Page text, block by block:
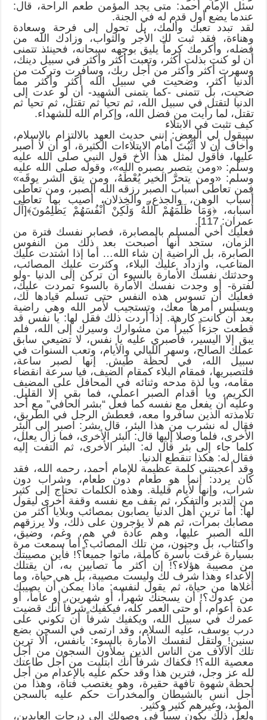
سئل الإمام أحمد: متى يجد المؤمن طعم الراحة، قال:
عندما يضع أول قدم له في الجنة.
لقد تبدد تعبك وألمك، بل تحول إلى فرحة وسعادة
وهناءة، فقد ثبت لك الأجر والثواب، وزادك الله من
فضله، وأكرمك كرماً يليق بوجهه سبحانه، فحينئذ تتمنى
أن لو كنت بذلت أكثر، وتعبت أكثر وأكثر في سبيل دينك،
وسهرت أكثر وأكثر من أجل ربك، وسافرت وتركت من
الدنيا أكثر، وضحيت في سبيل الله أكثر وأكثر مما
ضحيت، بل تتمنى -كما يتمنى الشهيد- أن لو عدت إلى
الدنيا لتقتل في سبيل الله، ثم تحيا ثم تقتل، ثم تحيا ثم
تقتل، لما رأيت من فضل الله، وإكرام الله للشهداء.
كيف تثبت في الابتلاء
سيقول لي البعض: إنني حديث العهد بالالتزام بالإسلام،
وأخاف أن لا أثْبُتَ أمام الابتلاءات الكثيرة، أو أن لا أصبر
عليها، فأقول لمثل هذا الأخ قول النبي صلى الله عليه
وسلم: «ومن يتصبر يصبره الله»، وقوله صلى الله عليه
وسلم: «ومن يتحرَّ الخير يُعْطَهُ، ومن يتق الشر يوقَه»
فمن تعاطى أسباب الصبر رزقه الله الصبر، ومن تعاطى
أسباب الوهن، والجذع، والخذلان، أصيب بما تعاطى
أسبابه، ﴿وَمَا ظَلَمَهُمْ اللَّهُ وَلَكِنْ أَنْفُسَهُمْ يَظْلِمُونَ﴾[آل
عمران: 117].
فعليك أخي المسلم بالمصابرة، فصابر نفسك فترة من
الزمان، ستجد أنها أصبحت بعد ذلك من النفوس
الصابرة، بل الراضية إن شاء الله… أما إذا اشتدت عليك
المتاعب، وازداد عليك البلاء، وكثرت عليك المصائب،
وحدثتك نفسك الأمارة بالسوء أن تركن إلى الدنيا -ولو
لفترة- أو وجدت نفسك الأمارة بالسوء تمردت عليك،
فعليك أن تسوس هذه النفس حتى تسلم قيادها لك،
ويسلس أمرها معك، وتستجيب لأمر الله وهي راضية
بعد أن كانت كارهة. إذا أردت ذلك فقل لها: يا نفس قد
قطعت جزءاً كبيراً من مشوارك وسيرك إلى الله، فلم
يبق إلا اليسير، فاصبري عليه يا نفس، لا تضيعي سابق
عملك الصالح، وسهر الليالي والأيام، وتعب السنوات في
سبيل الله، في لحظة طيش. إنها لصبر ساعة،
فلتصبريها، فمقام البلاء كمقام الضيف، فيا سرعة انقضاء
مقامه، ويا لذة مدحه وثنائه في المحافل على المضيف
الكريم، ويا أقدام الصبر اعملي، فما بقي إلا القليل.
وعليه أن يفعل مع نفسه كما فعل “بشر الحافي” مع أحد
تلامذته الذين سافروا معه، فعطش الرجل في الطريق،
فقال له نشرب من هذا البئر، قال بشر: اصبر إلى البئر
الأخرى، فلما وصلا إليها قال: البئر الأخرى، فما زال يعلل،
كلما جاء إلى بئر قال له: البئر الأخرى، ثم التفت إليه
فقال له: هكذا تنقطع الدنيا.
وقد أعجبتني كلمة عظيمة للإمام أحمد، رحمه الله، فقد
كان يردد: إنما هو طعام دون طعام، وشراب دون
شراب، وإنها لأيام قليلة. وهذه الكلمات تحتاج إلى كثير
من التدبر والتفكر، ثم يقف مع نفسه وقفة أخرى ليقول
لها: أما ترين أهل الدنيا يصابون بمصائب وبلايا أكثر من
مصابك بمرات، ثم هم لا يؤجرون على ذلك، ولا يرزقهم
الله الصبر عليها، وهم عادة في هم، وغم، وضيق،
واكتئاب، بل وجنون، من تلك المصائب؟ أما سمعت مرة
بسيارة غرقت بأسرة كاملة، ماتوا جميعاً؟! فأين مصيبتك
من مصيبة هؤلاء؟! إن أكثر ما تصابين به، أن يقتلك
الأعداء وهذا شرف لك وليست مصيبة، بل هي حياة، وما
أغلاها من حياة، ثم يقول لنفسه: ماذا يمكن أن يصيبك
من عدوك؟! أن يسجنك شهراً، أو شهرين، أو عاماً، أو
عدة أعوام، أو حتى العمر كله، فيكفيك شرفاً أنك قضيت
عمرك في سبيل الله، ويكفيك شرفاً أن تكوني على
درب يوسف، عليه السلام، وقد ارتمى في السجن بضع
سنين! ولتقل لنفسك الأمارة بالسوء: يانفس، ألا ترين
تلك الآلاف من الناس الذين يملأون السجون من أجل
معصية الله؟! فكفاك شرفاً أنك ابتليت من أجل طاعتك
لله عز وجل، فترين هذا وقد حكم عليه بالإعدام من أجل
لحظة شهوة تافهة حقيرة، وهو يغتصب فتاة، وهذا من
أجل أنس بالشيطان والمخدرات حكم عليه بالسجن
المؤبد، وغيرهم كثير وكثير.
ولعل ذلك يكون سبباً في وصولك إلى درجات العابدين،